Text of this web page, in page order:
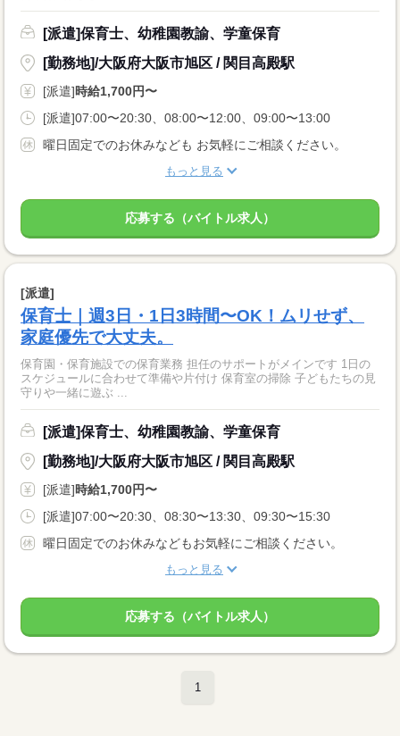
[派遣]保育士、幼稚園教諭、学童保育
[勤務地]/大阪府大阪市旭区 / 関目高殿駅
[派遣]時給1,700円〜
[派遣]07:00〜20:30、08:00〜12:00、09:00〜13:00
曜日固定でのお休みなども お気軽にご相談ください。
もっと見る
応募する（バイトル求人）
[派遣]
保育士｜週3日・1日3時間〜OK！ムリせず、
家庭優先で大丈夫。
保育園・保育施設での保育業務 担任のサポートがメインです 1日の
スケジュールに合わせて準備や片付け 保育室の掃除 子どもたちの見
守りや一緒に遊ぶ ...
[派遣]保育士、幼稚園教諭、学童保育
[勤務地]/大阪府大阪市旭区 / 関目高殿駅
[派遣]時給1,700円〜
[派遣]07:00〜20:30、08:30〜13:30、09:30〜15:30
曜日固定でのお休みなどもお気軽にご相談ください。
もっと見る
応募する（バイトル求人）
1